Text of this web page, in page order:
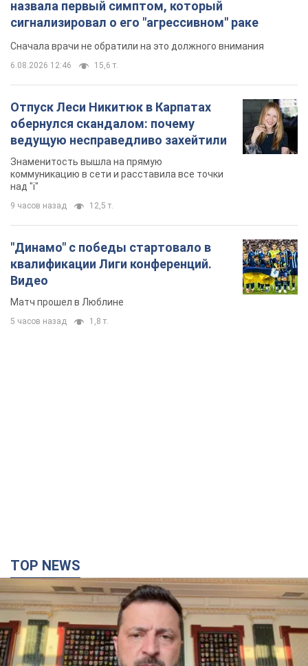
назвала первый симптом, который
сигнализировал о его "агрессивном" раке
Сначала врачи не обратили на это должного внимания
6.08.2026 12:46 15,6 т.
Отпуск Леси Никитюк в Карпатах
обернулся скандалом: почему
ведущую несправедливо захейтили
Знаменитость вышла на прямую
коммуникацию в сети и расставила все точки
над "i"
9 часов назад 12,5 т.
"Динамо" с победы стартовало в
квалификации Лиги конференций.
Видео
Матч прошел в Люблине
5 часов назад 1,8 т.
TOP NEWS